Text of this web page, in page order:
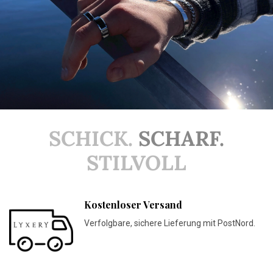
SCHICK. SCHARF.
STILVOLL
Kostenloser Versand
Verfolgbare, sichere Lieferung mit PostNord.